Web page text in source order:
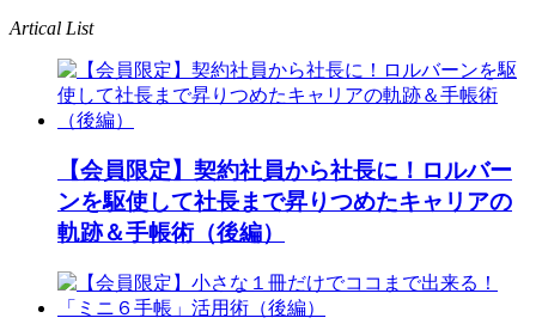
Artical List
【会員限定】契約社員から社長に！ロルバー
ンを駆使して社長まで昇りつめたキャリアの
軌跡＆手帳術（後編）